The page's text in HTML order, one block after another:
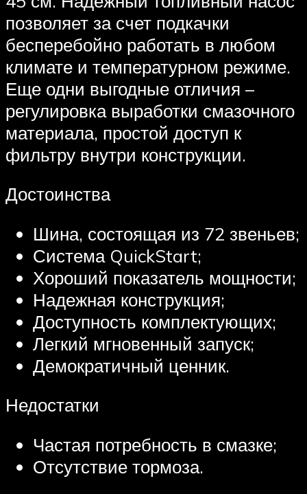
позволяет за счет подкачки
бесперебойно работать в любом
климате и температурном режиме.
Еще одни выгодные отличия –
регулировка выработки смазочного
материала, простой доступ к
фильтру внутри конструкции.
Достоинства
Шина, состоящая из 72 звеньев;
Система QuickStart;
Хороший показатель мощности;
Надежная конструкция;
Доступность комплектующих;
Легкий мгновенный запуск;
Демократичный ценник.
Недостатки
Частая потребность в смазке;
Отсутствие тормоза.